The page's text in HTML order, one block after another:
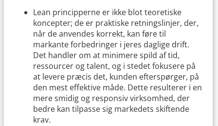
Lean principperne er ikke blot teoretiske
koncepter; de er praktiske retningslinjer, der,
når de anvendes korrekt, kan føre til
markante forbedringer i jeres daglige drift.
Det handler om at minimere spild af tid,
ressourcer og talent, og i stedet fokusere på
at levere præcis det, kunden efterspørger, på
den mest effektive måde. Dette resulterer i en
mere smidig og responsiv virksomhed, der
bedre kan tilpasse sig markedets skiftende
krav.